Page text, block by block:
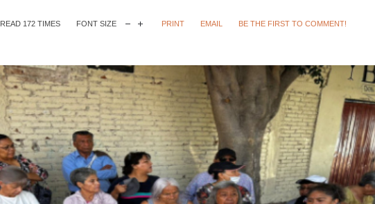
READ 172 TIMES FONT SIZE PRINT EMAIL BE THE FIRST TO COMMENT!